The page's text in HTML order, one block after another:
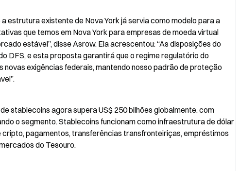
estrutura existente de Nova York já servia como modelo para a
que temos em Nova York para empresas de moeda virtual
estável”, disse Asrow. Ela acrescentou: “As disposições do
DFS, e esta proposta garantirá que o regime regulatório do
exigências federais, mantendo nosso padrão de proteção
stablecoins agora supera US$ 250 bilhões globalmente, com
o segmento. Stablecoins funcionam como infraestrutura de dólar
pagamentos, transferências transfronteiriças, empréstimos
do Tesouro.